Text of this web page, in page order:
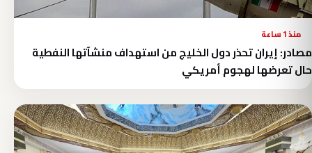
منذ 1 ساعة
مصادر: إيران تحذر دول الخليج من استهداف منشآتها النفطية
حال تعرضها لهجوم أمريكي